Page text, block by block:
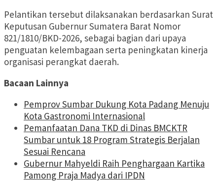
Pelantikan tersebut dilaksanakan berdasarkan Surat
Keputusan Gubernur Sumatera Barat Nomor
821/1810/BKD-2026, sebagai bagian dari upaya
penguatan kelembagaan serta peningkatan kinerja
organisasi perangkat daerah.
Bacaan Lainnya
Pemprov Sumbar Dukung Kota Padang Menuju
Kota Gastronomi Internasional
Pemanfaatan Dana TKD di Dinas BMCKTR
Sumbar untuk 18 Program Strategis Berjalan
Sesuai Rencana
Gubernur Mahyeldi Raih Penghargaan Kartika
Pamong Praja Madya dari IPDN